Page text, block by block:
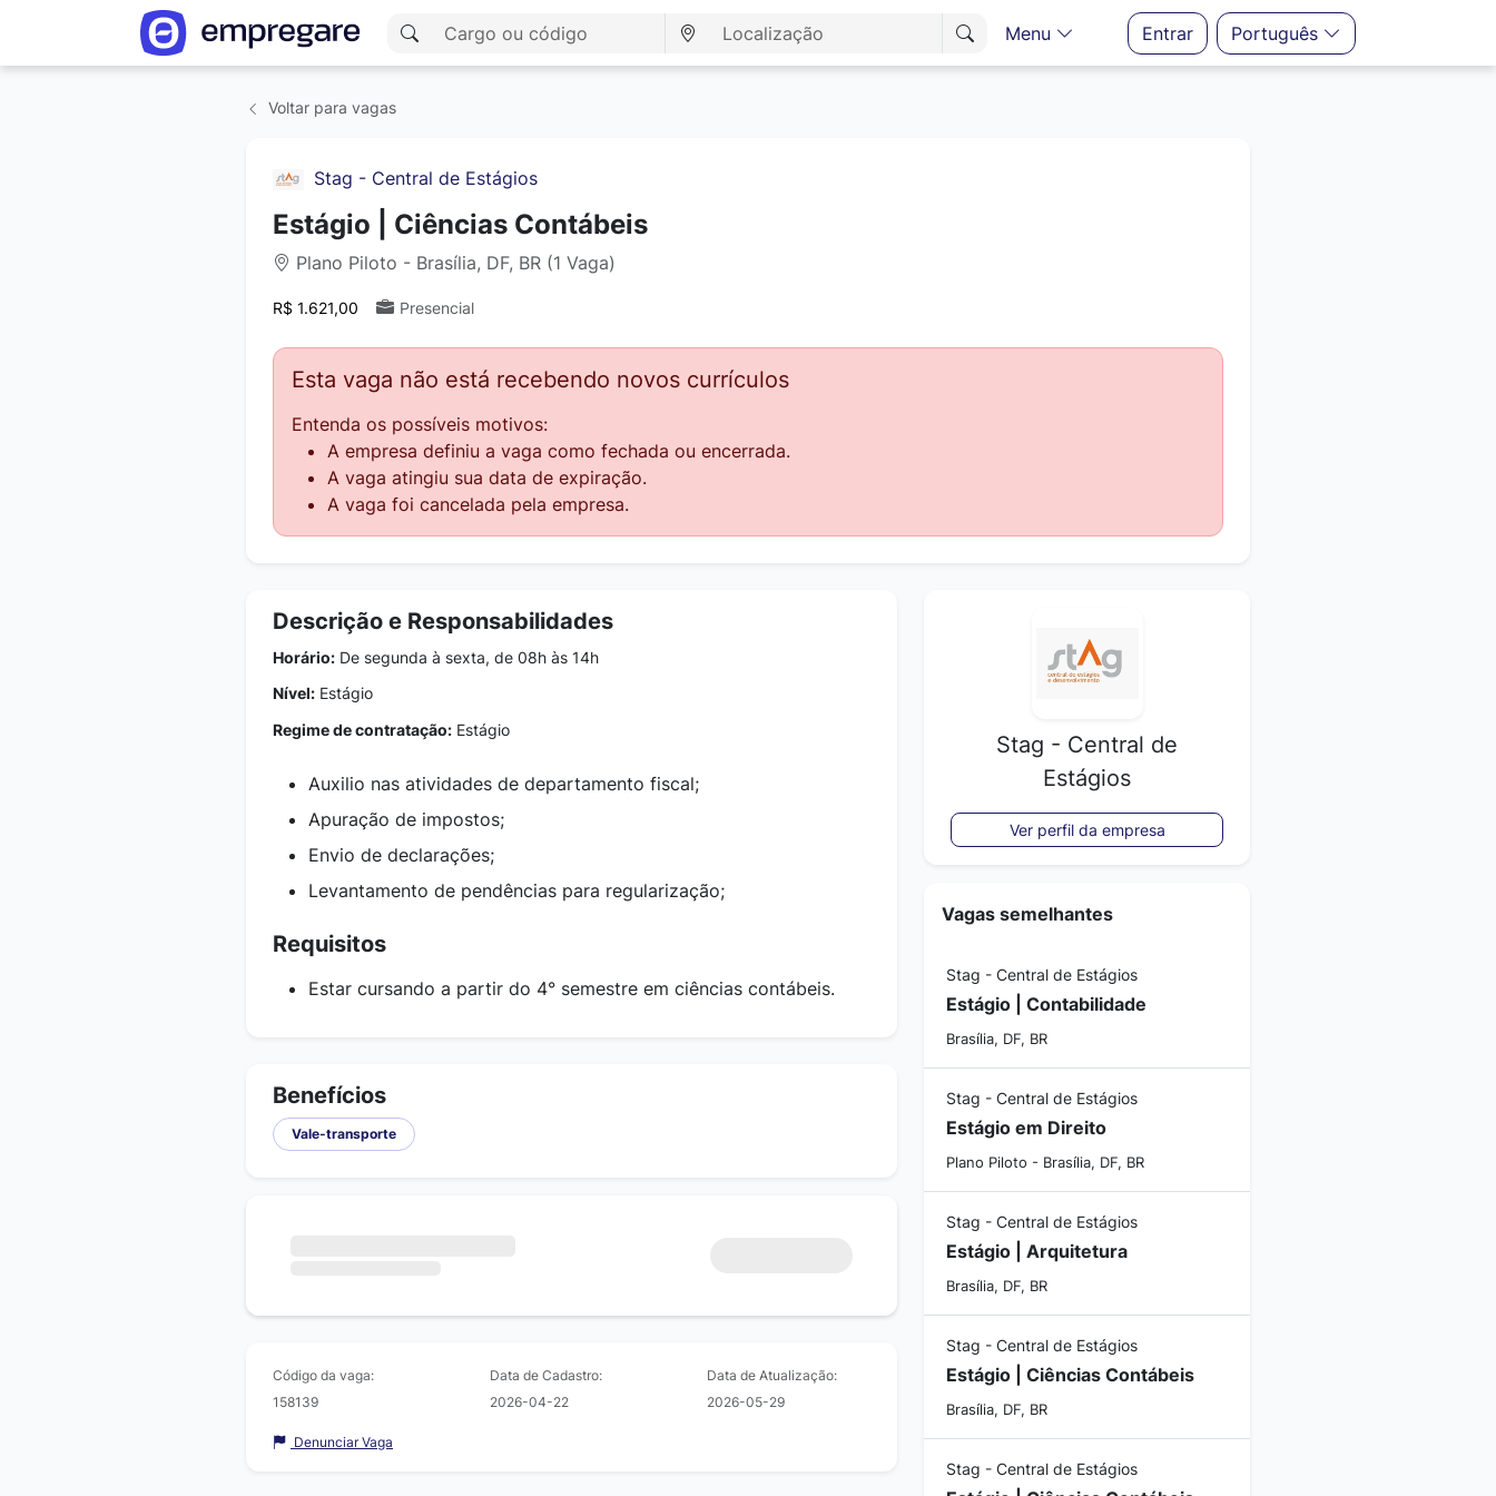
Menu Entrar Português
Voltar para vagas
Stag - Central de Estágios
Estágio | Ciências Contábeis
Plano Piloto - Brasília, DF, BR (1 Vaga)
R$ 1.621,00 Presencial
Esta vaga não está recebendo novos currículos
Entenda os possíveis motivos:
A empresa definiu a vaga como fechada ou encerrada.
A vaga atingiu sua data de expiração.
A vaga foi cancelada pela empresa.
Descrição e Responsabilidades
Horário: De segunda à sexta, de 08h às 14h
Nível: Estágio
Regime de contratação: Estágio
Auxilio nas atividades de departamento fiscal;
Apuração de impostos;
Envio de declarações;
Levantamento de pendências para regularização;
Requisitos
Estar cursando a partir do 4° semestre em ciências contábeis.
Benefícios
Vale-transporte
Código da vaga:
158139
Data de Cadastro:
2026-04-22
Data de Atualização:
2026-05-29
Denunciar Vaga
Stag - Central de
Estágios
Ver perfil da empresa
Vagas semelhantes
Stag - Central de Estágios
Estágio | Contabilidade
Brasília, DF, BR
Stag - Central de Estágios
Estágio em Direito
Plano Piloto - Brasília, DF, BR
Stag - Central de Estágios
Estágio | Arquitetura
Brasília, DF, BR
Stag - Central de Estágios
Estágio | Ciências Contábeis
Brasília, DF, BR
Stag - Central de Estágios